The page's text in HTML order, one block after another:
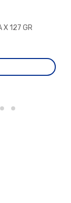
X 127 GR